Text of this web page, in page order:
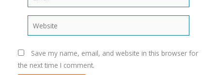
Website
Save my name, email, and website in this browser for
the next time I comment.